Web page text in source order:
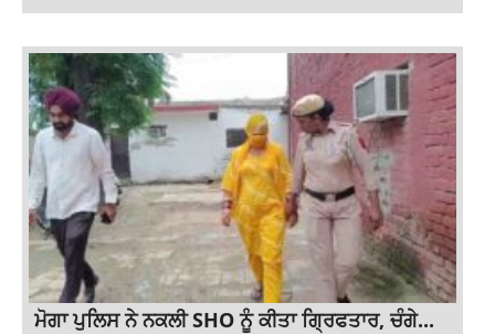
ਮੋਗਾ ਪੁਲਿਸ ਨੇ ਨਕਲੀ SHO ਨੂੰ ਕੀਤਾ ਗ੍ਰਿਫਤਾਰ, ਚੰਗੇ...